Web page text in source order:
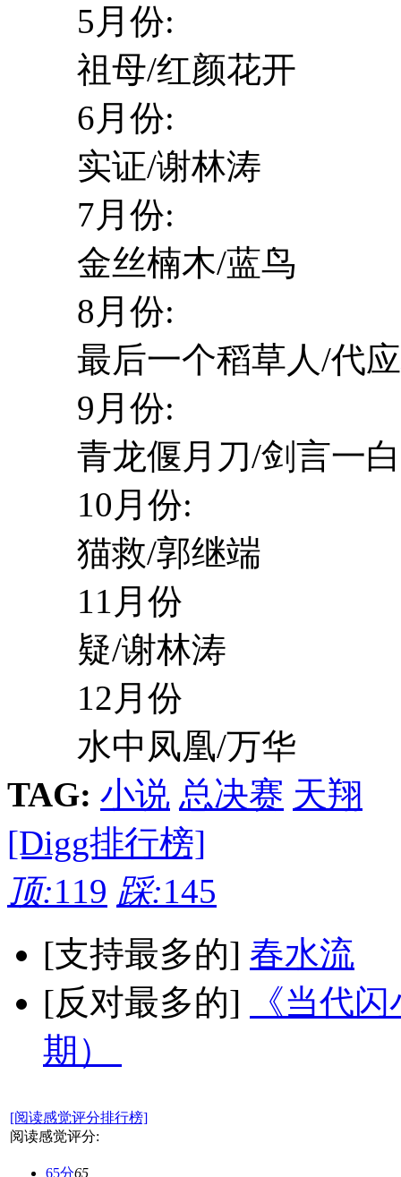
5月份:
祖母/红颜花开
6月份:
实证/谢林涛
7月份:
金丝楠木/蓝鸟
8月份:
最后一个稻草人/代
9月份:
青龙偃月刀/剑言一白
10月份:
猫救/郭继端
11月份
疑/谢林涛
12月份
水中凤凰/万华
TAG: 小说 总决赛 天翔
[Digg排行榜]
顶:119 踩:145
[支持最多的] 春水流
[反对最多的]
《当代
期）
[阅读感觉评分排行榜]
阅读感觉评分:
65分65